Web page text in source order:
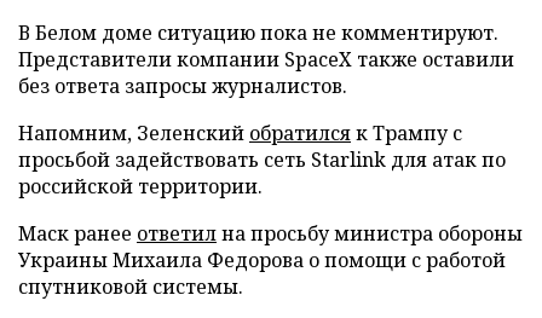
В Белом доме ситуацию пока не комментируют.
Представители компании SpaceX также оставили
без ответа запросы журналистов.
Напомним, Зеленский обратилсяк Трампу с
просьбой задействовать сеть Starlink для атак по
российской территории.
Маск ранее ответилна просьбу министра обороны
Украины Михаила Федорова о помощи с работой
спутниковой системы.